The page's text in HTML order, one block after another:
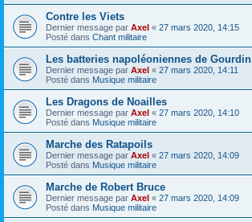
Contre les Viets
Dernier message par Axel « 27 mars 2020, 14:15
Posté dans Chant militaire
Les batteries napoléoniennes de Gourdin
Dernier message par Axel « 27 mars 2020, 14:11
Posté dans Musique militaire
Les Dragons de Noailles
Dernier message par Axel « 27 mars 2020, 14:10
Posté dans Musique militaire
Marche des Ratapoils
Dernier message par Axel « 27 mars 2020, 14:09
Posté dans Musique militaire
Marche de Robert Bruce
Dernier message par Axel « 27 mars 2020, 14:09
Posté dans Musique militaire